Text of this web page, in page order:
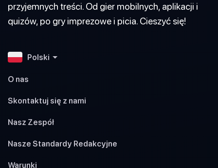
przyjemnych treści. Od gier mobilnych, aplikacji i
quizów, po gry imprezowe i picia. Cieszyć się!
Polski
O nas
Skontaktuj się z nami
Nasz Zespół
Nasze Standardy Redakcyjne
Warunki